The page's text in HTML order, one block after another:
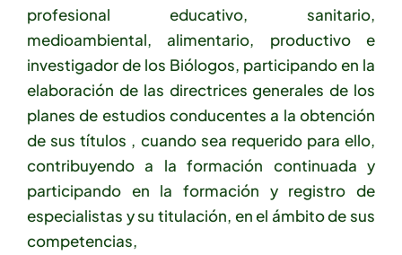
profesional educativo, sanitario,
medioambiental, alimentario, productivo e
investigador de los Biólogos, participando en la
elaboración de las directrices generales de los
planes de estudios conducentes a la obtención
de sus títulos , cuando sea requerido para ello,
contribuyendo a la formación continuada y
participando en la formación y registro de
especialistas y su titulación, en el ámbito de sus
competencias,